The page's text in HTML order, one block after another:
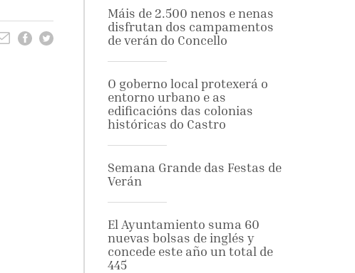
Máis de 2.500 nenos e nenas
disfrutan dos campamentos
de verán do Concello
O goberno local protexerá o
entorno urbano e as
edificacións das colonias
históricas do Castro
Semana Grande das Festas de
Verán
El Ayuntamiento suma 60
nuevas bolsas de inglés y
concede este año un total de
445